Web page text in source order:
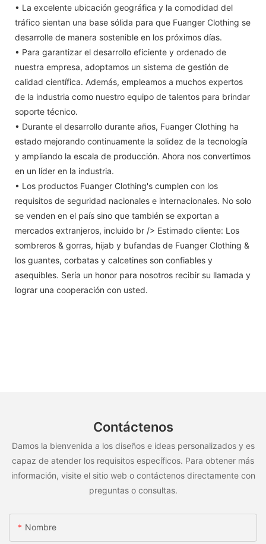
• La excelente ubicación geográfica y la comodidad del
tráfico sientan una base sólida para que Fuanger Clothing se
desarrolle de manera sostenible en los próximos días.
• Para garantizar el desarrollo eficiente y ordenado de
nuestra empresa, adoptamos un sistema de gestión de
calidad científica. Además, empleamos a muchos expertos
de la industria como nuestro equipo de talentos para brindar
soporte técnico.
• Durante el desarrollo durante años, Fuanger Clothing ha
estado mejorando continuamente la solidez de la tecnología
y ampliando la escala de producción. Ahora nos convertimos
en un líder en la industria.
• Los productos Fuanger Clothing's cumplen con los
requisitos de seguridad nacionales e internacionales. No solo
se venden en el país sino que también se exportan a
mercados extranjeros, incluido br /> Estimado cliente: Los
sombreros & gorras, hijab y bufandas de Fuanger Clothing &
los guantes, corbatas y calcetines son confiables y
asequibles. Sería un honor para nosotros recibir su llamada y
lograr una cooperación con usted.
Contáctenos
Damos la bienvenida a los diseños e ideas personalizados y es
capaz de atender los requisitos específicos. Para obtener más
información, visite el sitio web o contáctenos directamente con
preguntas o consultas.
Nombre